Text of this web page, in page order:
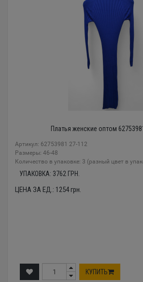
Платья женские оптом
Артикул: 62753981 27-112
Размеры: 46-48
Количество в упаковке: 3 (разный цвет в
УПАКОВКА: 3762 ГРН.
ЦЕНА ЗА ЕД.: 1254грн.
КУПИТЬ